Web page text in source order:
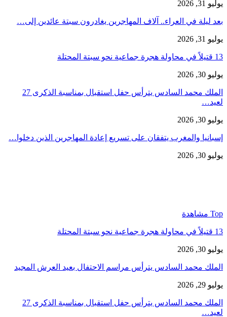
يوليو 31, 2026
بعد ليلة في العراء.. آلاف المهاجرين يغادرون سبتة عائدين إلى…
يوليو 31, 2026
13 قتيلاً في محاولة هجرة جماعية نحو سبتة المحتلة
يوليو 30, 2026
الملك محمد السادس يترأس حفل استقبال بمناسبة الذكرى 27
لعيد…
يوليو 30, 2026
إسبانيا والمغرب يتفقان على تسريع إعادة المهاجرين الذين دخلوا…
يوليو 30, 2026
Top مشاهدة
13 قتيلاً في محاولة هجرة جماعية نحو سبتة المحتلة
يوليو 30, 2026
الملك محمد السادس يترأس مراسم الاحتفال بعيد العرش المجيد
يوليو 29, 2026
الملك محمد السادس يترأس حفل استقبال بمناسبة الذكرى 27
لعيد…